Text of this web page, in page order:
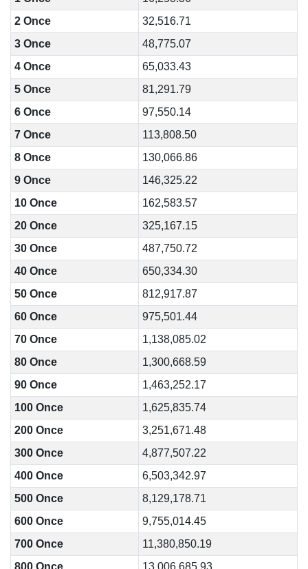
2 Once
32,516.71
3 Once
48,775.07
4 Once
65,033.43
5 Once
81,291.79
6 Once
97,550.14
7 Once
113,808.50
8 Once
130,066.86
9 Once
146,325.22
10 Once
162,583.57
20 Once
325,167.15
30 Once
487,750.72
40 Once
650,334.30
50 Once
812,917.87
60 Once
975,501.44
70 Once
1,138,085.02
80 Once
1,300,668.59
90 Once
1,463,252.17
100 Once
1,625,835.74
200 Once
3,251,671.48
300 Once
4,877,507.22
400 Once
6,503,342.97
500 Once
8,129,178.71
600 Once
9,755,014.45
700 Once
11,380,850.19
800 Once
13,006,685.93